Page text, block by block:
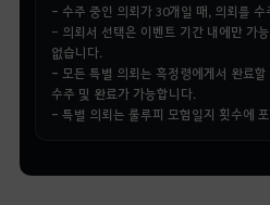
- 수주 중인 의뢰가 30개일 때, 의뢰를 수
- 의뢰서 선택은 이벤트 기간 내에만 가
없습니다.
- 모든 특별 의뢰는 흑정령에게서 완료
수주 및 완료가 가능합니다.
- 특별 의뢰는 룰루피 모험일지 횟수에